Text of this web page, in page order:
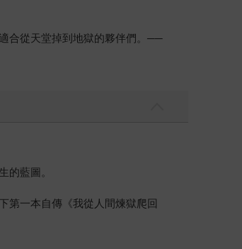
合從天堂掉到地獄的夥伴們。──
的藍圖。
第一本自傳《我從人間煉獄爬回